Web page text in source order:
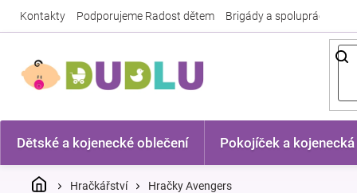
Kontakty Podporujeme Radost dětem Brigády a spolupráce
Dětské a kojenecké oblečení Pokojíček a kojenecká
DomůHračkářství Hračky Avengers